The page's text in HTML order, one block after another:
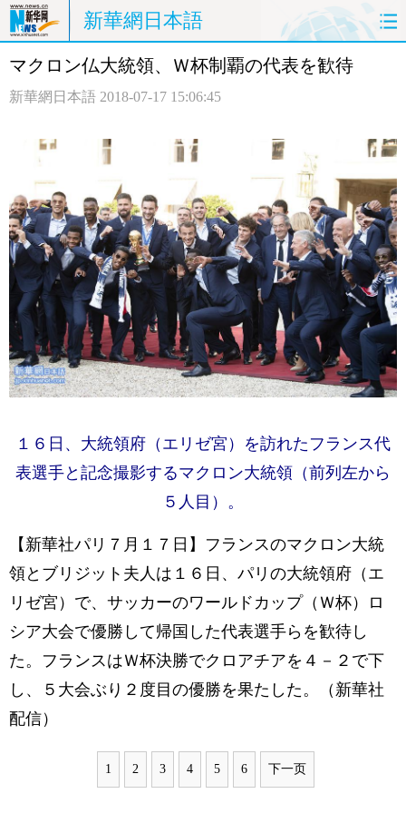
新華網日本語
ホームページ 政治 経済
評論
中日対訳
マクロン仏大統領、Ｗ杯制覇の代表を歓待
新華網日本語 2018-07-17 15:06:45
１６日、大統領府（エリゼ宮）を訪れたフランス代
表選手と記念撮影するマクロン大統領（前列左から
５人目）。
【新華社パリ７月１７日】フランスのマクロン大統
領とブリジット夫人は１６日、パリの大統領府（エ
リゼ宮）で、サッカーのワールドカップ（Ｗ杯）ロ
シア大会で優勝して帰国した代表選手らを歓待し
た。フランスはＷ杯決勝でクロアチアを４－２で下
し、５大会ぶり２度目の優勝を果たした。（新華社
配信）
1 2 3 4 5 6 下一页